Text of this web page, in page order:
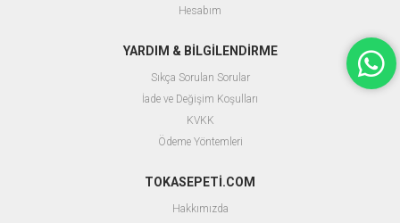
Hesabım
YARDIM & BİLGİLENDİRME
Sıkça Sorulan Sorular
İade ve Değişim Koşulları
KVKK
Ödeme Yöntemleri
TOKASEPETİ.COM
Hakkımızda